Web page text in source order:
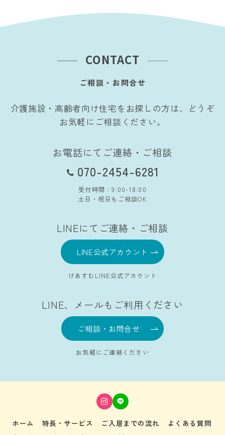
CONTACT
ご相談・お問合せ
介護施設・高齢者向け住宅をお探しの方は、どうぞ
お気軽にご相談ください。
お電話にてご連絡・ご相談
070-2454-6281
受付時間：9:00-18:00
土日・祝日もご相談OK
LINEにてご連絡・ご相談
LINE公式アカウント
けあすむLINE公式アカウント
LINE、メールもご利用ください
ご相談・お問合せ
お気軽にご連絡ください
ホーム 特長・サービス ご入居までの流れ
よくある質問